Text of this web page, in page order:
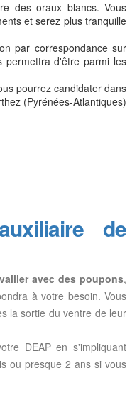
des oraux blancs. Vous
et serez plus tranquille
par correspondance sur
d'être parmi les
pourrez candidater dans
(Pyrénées-Atlantiques)
de
avec des poupons,
à votre besoin. Vous
la sortie du ventre de leur
DEAP en s'impliquant
ou presque 2 ans si vous